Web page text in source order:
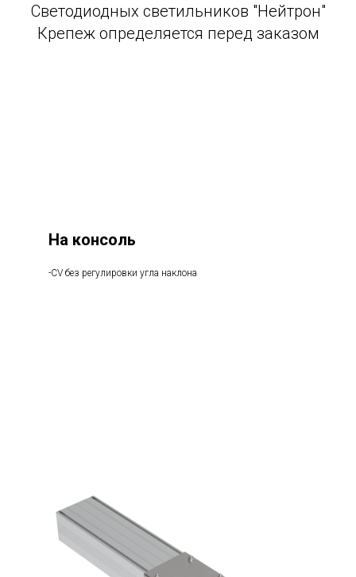
Светодиодных светильников "Нейтрон"
Крепеж определяется перед заказом
На консоль
-CV без регулировки угла наклона